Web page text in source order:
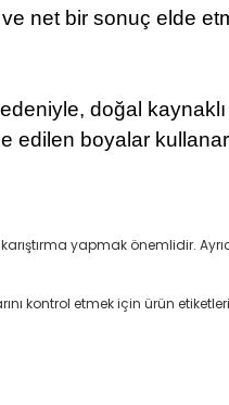
net bir sonuç elde
doğal
boyalar
yapmak önemlidir.
kontrol etmek için ürün